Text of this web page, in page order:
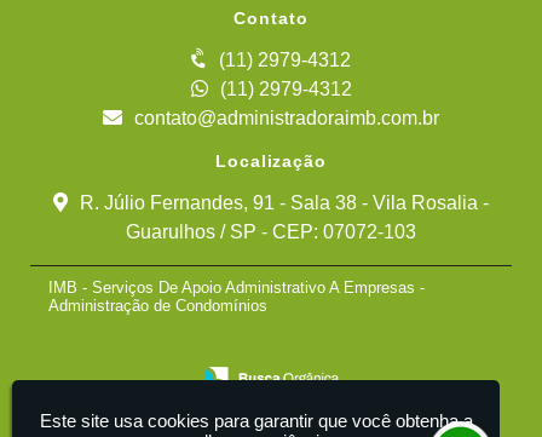
Contato
(11) 2979-4312
(11) 2979-4312
contato@administradoraimb.com.br
Localização
R. Júlio Fernandes, 91 - Sala 38 - Vila Rosalia -
Guarulhos / SP - CEP: 07072-103
IMB - Serviços De Apoio Administrativo A Empresas -
Administração de Condomínios
Este site usa cookies para garantir que você obtenha a